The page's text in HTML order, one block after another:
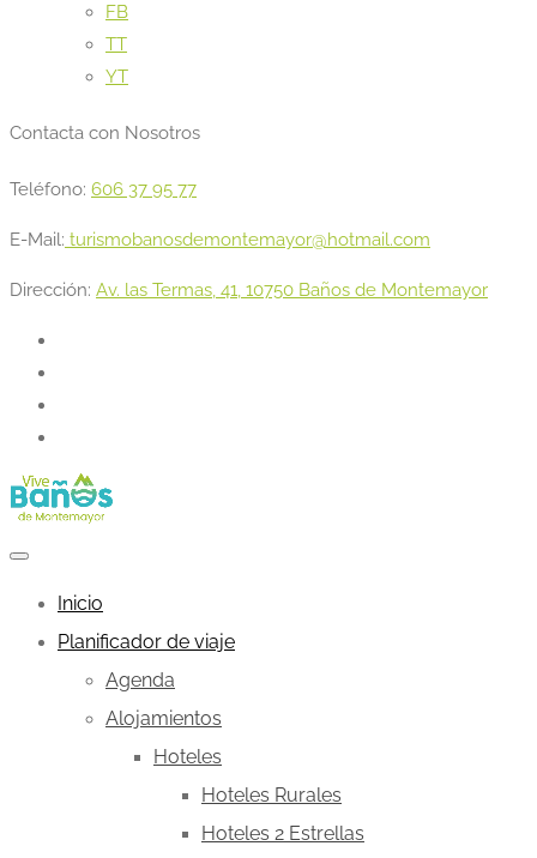
FB
TT
YT
Contacta con Nosotros
Teléfono: 606 37 95 77
E-Mail: turismobanosdemontemayor@hotmail.com
Dirección: Av. las Termas, 41, 10750 Baños de Montemayor
Inicio
Planificador de viaje
Agenda
Alojamientos
Hoteles
Hoteles Rurales
Hoteles 2 Estrellas